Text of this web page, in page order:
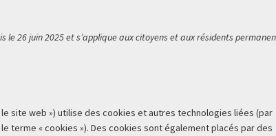
26 juin 2025 et s’applique aux citoyens et aux résidents
le site web ») utilise des cookies et autres technologies liées (par
« cookies »). Des cookies sont également placés par des